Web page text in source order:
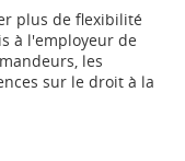
plus de flexibilité
à l'employeur de
les
sur le droit à la